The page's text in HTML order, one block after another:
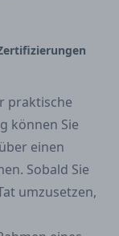
praktische
können Sie
einen
Sobald Sie
umzusetzen,